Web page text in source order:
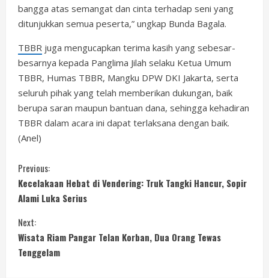
bangga atas semangat dan cinta terhadap seni yang
ditunjukkan semua peserta,” ungkap Bunda Bagala.
TBBR juga mengucapkan terima kasih yang sebesar-
besarnya kepada Panglima Jilah selaku Ketua Umum
TBBR, Humas TBBR, Mangku DPW DKI Jakarta, serta
seluruh pihak yang telah memberikan dukungan, baik
berupa saran maupun bantuan dana, sehingga kehadiran
TBBR dalam acara ini dapat terlaksana dengan baik.
(Anel)
C
o
n
t
Previous:
Kecelakaan Hebat di Vendering: Truk Tangki Hancur, Sopir
Alami Luka Serius
Next:
Wisata Riam Pangar Telan Korban, Dua Orang Tewas
Tenggelam